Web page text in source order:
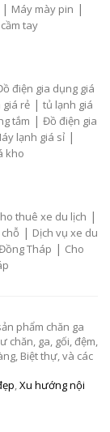
| Máy mày pin |
tay
điện gia dụng giá
giá rẻ | tủ lạnh giá
tắm | Đồ điện gia
lạnh giá sỉ |
kho
thuê xe du lịch |
| Dịch vụ xe du
Tháp | Cho
phẩm chăn ga
chăn, ga, gối, đệm,
Biệt thự, và các
,Xu hướng nội